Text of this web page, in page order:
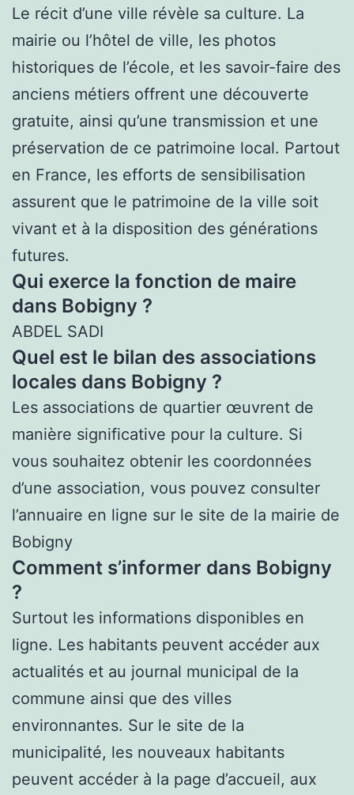
Le récit d’une ville révèle sa culture. La
mairie ou l’hôtel de ville, les photos
historiques de l’école, et les savoir-faire des
anciens métiers offrent une découverte
gratuite, ainsi qu’une transmission et une
préservation de ce patrimoine local. Partout
en France, les efforts de sensibilisation
assurent que le patrimoine de la ville soit
vivant et à la disposition des générations
futures.
Qui exerce la fonction de maire
dans Bobigny ?
ABDEL SADI
Quel est le bilan des associations
locales dans Bobigny ?
Les associations de quartier œuvrent de
manière significative pour la culture. Si
vous souhaitez obtenir les coordonnées
d’une association, vous pouvez consulter
l’annuaire en ligne sur le site de la mairie de
Bobigny
Comment s’informer dans Bobigny
?
Surtout les informations disponibles en
ligne. Les habitants peuvent accéder aux
actualités et au journal municipal de la
commune ainsi que des villes
environnantes. Sur le site de la
municipalité, les nouveaux habitants
peuvent accéder à la page d’accueil, aux